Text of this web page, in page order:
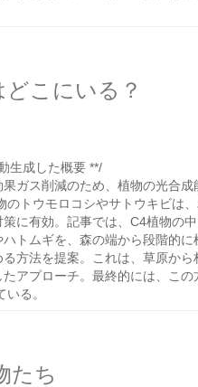
こにいる？
生成した概要 **/
ガス削減のため、植物の光合
のトウモロコシやサトウキビは
に有効。記事では、C4植物の
トムギを、森の端から段階的
方法を提案。これは、草原か
アプローチ。最終的には、こ
る。
たち